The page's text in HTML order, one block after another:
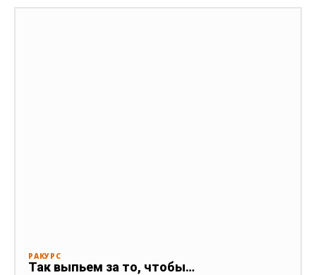
РАКУРС
Так выпьем за то, чтобы…